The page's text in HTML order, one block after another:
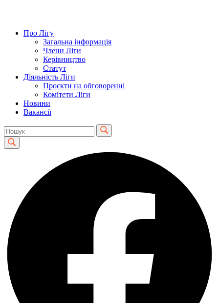
Про Лігу
Загальна інформація
Члени Ліги
Керівництво
Статут
Діяльність Ліги
Проєкти на обговоренні
Комітети Ліги
Новини
Вакансії